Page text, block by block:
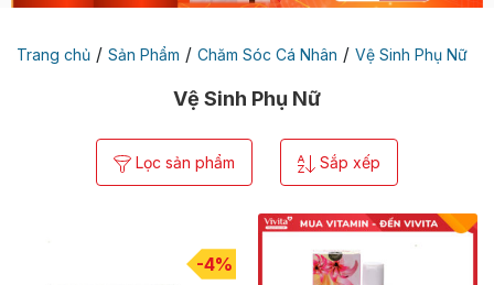
Trang chủ / Sản Phẩm / Chăm Sóc Cá Nhân / Vệ Sinh Phụ Nữ
Vệ Sinh Phụ Nữ
Lọc sản phẩm Sắp xếp
-4%